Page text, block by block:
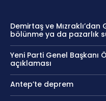
Demirtaş ve Mızraklı’dan
bölünme ya da pazarlık
Yeni Parti Genel Başkanı
açıklaması
Antep’te deprem